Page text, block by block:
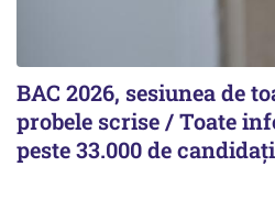
BAC 2026, sesiunea de
probele scrise / Toate
peste 33.000 de candidați